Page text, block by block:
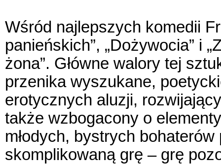
Wśród najlepszych komedii
panieńskich”, „Dożywocia” i
żona”. Główne walory tej
przenika wyszukane,
erotycznych aluzji,
także wzbogacony o
młodych, bystrych
skomplikowaną grę – grę